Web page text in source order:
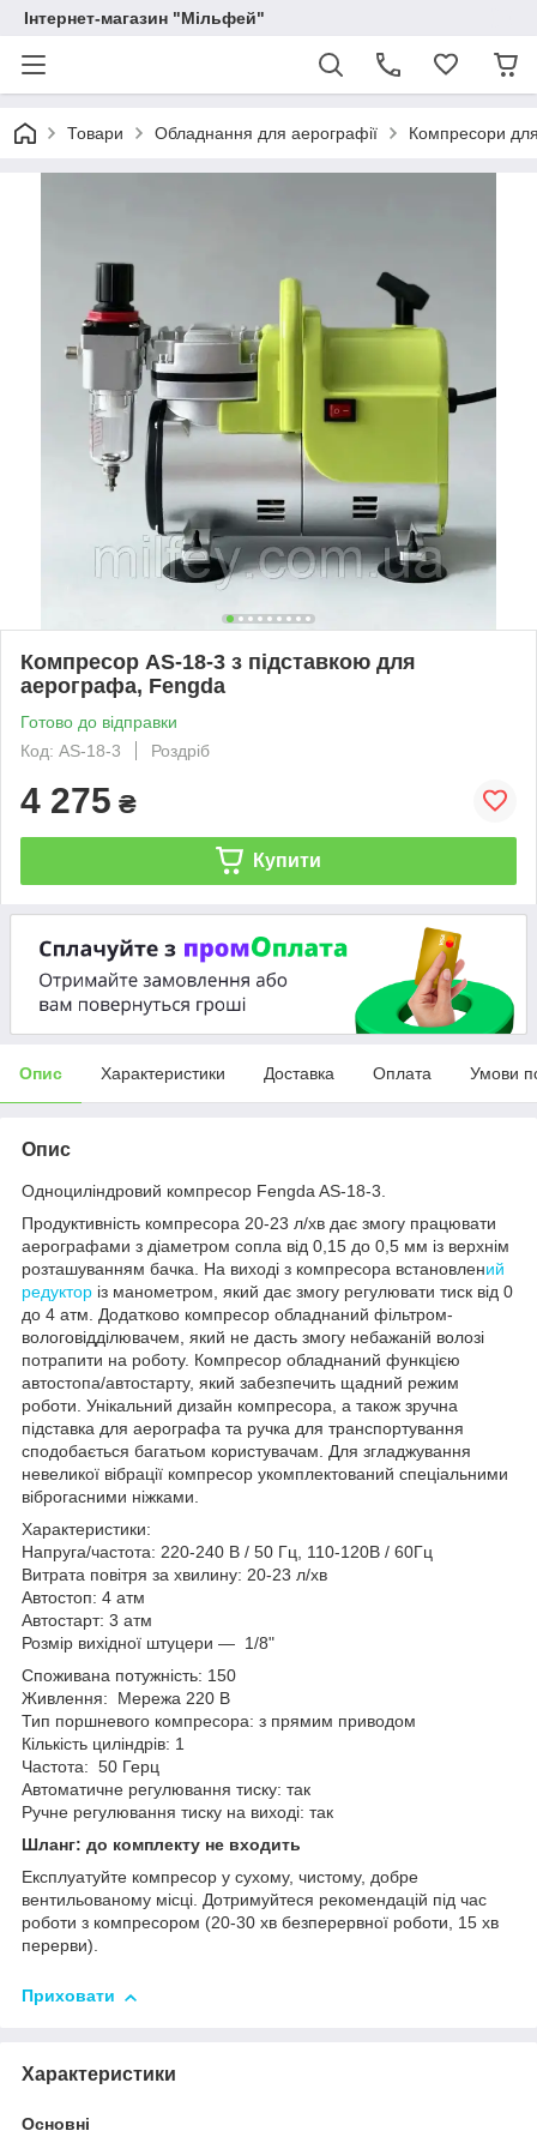
Інтернет-магазин "Мільфей"
Товари Обладнання для аерографії Компресори
Компресор AS-18-3 з підставкою для
аерографа, Fengda
Готово до відправки
Код: AS-18-3
Роздріб
4 275 ₴
Купити
Опис Характеристики Доставка Оплата Умови
Опис
Одноциліндровий компресор Fengda AS-18-3.
Продуктивність компресора 20-23 л/хв дає змогу працювати
аерографами з діаметром сопла від 0,15 до 0,5 мм із верхнім
розташуванням бачка. На виході з компресора встановлений
редуктор із манометром, який дає змогу регулювати тиск від 0
до 4 атм. Додатково компресор обладнаний фільтром-
вологовідділювачем, який не дасть змогу небажаній волозі
потрапити на роботу. Компресор обладнаний функцією
автостопа/автостарту, який забезпечить щадний режим
роботи. Унікальний дизайн компресора, а також зручна
підставка для аерографа та ручка для транспортування
сподобається багатьом користувачам. Для згладжування
невеликої вібрації компресор укомплектований спеціальними
віброгасними ніжками.
Характеристики:
Напруга/частота: 220-240 В / 50 Гц, 110-120В / 60Гц
Витрата повітря за хвилину: 20-23 л/хв
Автостоп: 4 атм
Автостарт: 3 атм
Розмір вихідної штуцери — 1/8"
Споживана потужність: 150
Живлення: Мережа 220 В
Тип поршневого компресора: з прямим приводом
Кількість циліндрів: 1
Частота: 50 Герц
Автоматичне регулювання тиску: так
Ручне регулювання тиску на виході: так
Шланг: до комплекту не входить
Експлуатуйте компресор у сухому, чистому, добре
вентильованому місці. Дотримуйтеся рекомендацій під час
роботи з компресором (20-30 хв безперервної роботи, 15 хв
перерви).
Приховати
Характеристики
Основні